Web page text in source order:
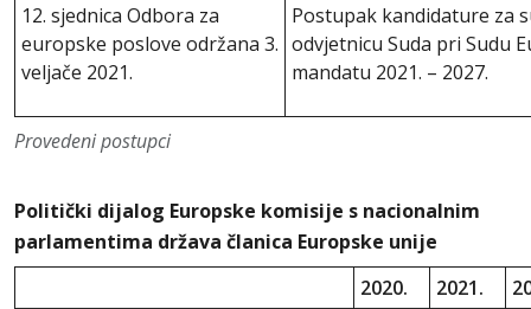
Provedeni postupci
12. sjednica Odbora za
europske poslove održana 3.
veljače 2021.
Postupak kandidature za
odvjetnicu Suda pri Sudu
mandatu 2021. – 2027.
Politički dijalog Europske komisije s nacionalnim
parlamentima država članica Europske unije
2020. 2021.